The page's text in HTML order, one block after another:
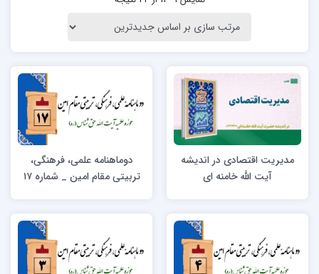
مدیریت اقتصادی در اندیشه
آیت الله خامنه ای
دوماهنامه علمی، فرهنگی،
تربیتی مقام امین _ شماره ۱۷